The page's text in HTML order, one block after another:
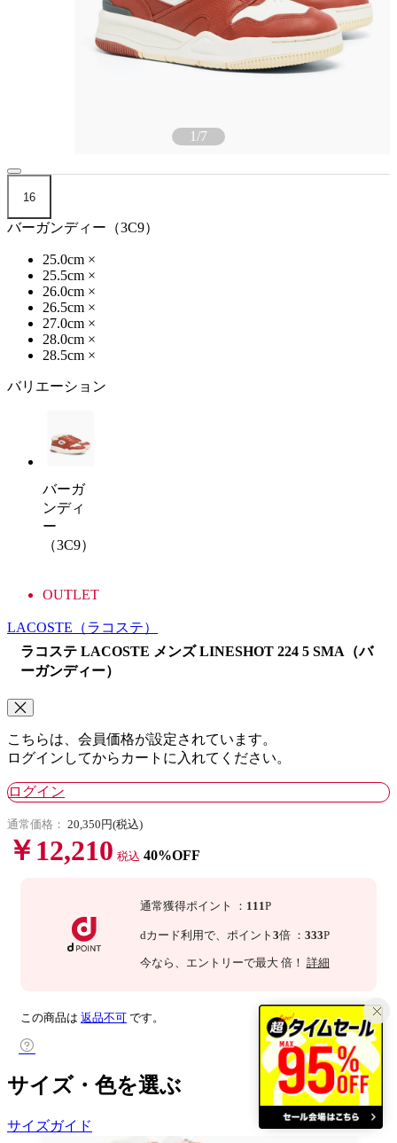
1/7
16
バーガンディー（3C9）
25.0cm ×
25.5cm ×
26.0cm ×
26.5cm ×
27.0cm ×
28.0cm ×
28.5cm ×
バリエーション
バーガ
ンディ
ー
（3C9）
OUTLET
LACOSTE （ラコステ）
ラコステ LACOSTE メンズ LINESHOT 224 5 SMA（バ
ーガンディー）
こちらは、会員価格が設定されています。
ログインしてからカートに入れてください。
ログイン
通常価格： 20,350円(税込)
￥12,210 税込 40%OFF
通常獲得ポイント ： 111P
dカード利用で、 ポイント 3倍 ： 333P
今なら 、エントリーで最大 倍！ 詳細
この商品は 返品不可 です。
サイズ・色を選ぶ
サイズガイド